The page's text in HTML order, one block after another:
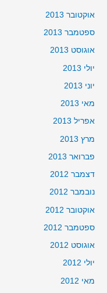
אוקטובר 2013
ספטמבר 2013
אוגוסט 2013
יולי 2013
יוני 2013
מאי 2013
אפריל 2013
מרץ 2013
פברואר 2013
דצמבר 2012
נובמבר 2012
אוקטובר 2012
ספטמבר 2012
אוגוסט 2012
יולי 2012
מאי 2012